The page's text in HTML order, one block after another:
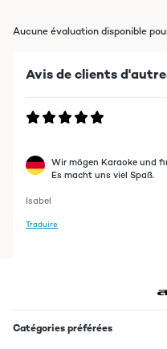
Aucune évaluation disponible
Avis de clients
Wir mögen Karaoke und
Es macht uns viel Spaß.
Isabel
Traduire
Catégories préférées